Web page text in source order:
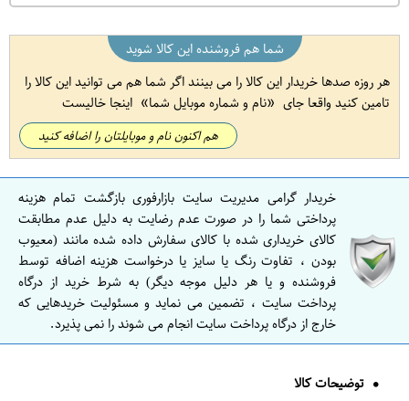
شما هم فروشنده این کالا شوید
هر روزه صدها خریدار این کالا را می بینند اگر شما هم می توانید این کالا را
تامین کنید واقعا جای
نام و شماره موبایل شما اینجا خالیست
هم اکنون نام و موبایلتان را اضافه کنید
خریدار گرامی مدیریت سایت بازارفوری بازگشت تمام هزینه
پرداختی شما را در صورت عدم رضایت به دلیل عدم مطابقت
کالای خریداری شده با کالای سفارش داده شده مانند (معیوب
بودن ، تفاوت رنگ یا سایز یا درخواست هزینه اضافه توسط
فروشنده و یا هر دلیل موجه دیگر) به شرط خرید از درگاه
پرداخت سایت ، تضمین می نماید و مسئولیت خریدهایی که
خارج از درگاه پرداخت سایت انجام می شوند را نمی پذیرد.
توضیحات کالا